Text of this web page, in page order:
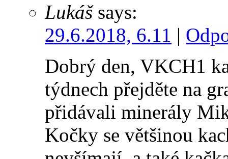
Lukáš says:
29.6.2018, 6.11 |
Dobrý den, VKCH1
týdnech přejděte na
přidávali minerály
Kočky se většinou